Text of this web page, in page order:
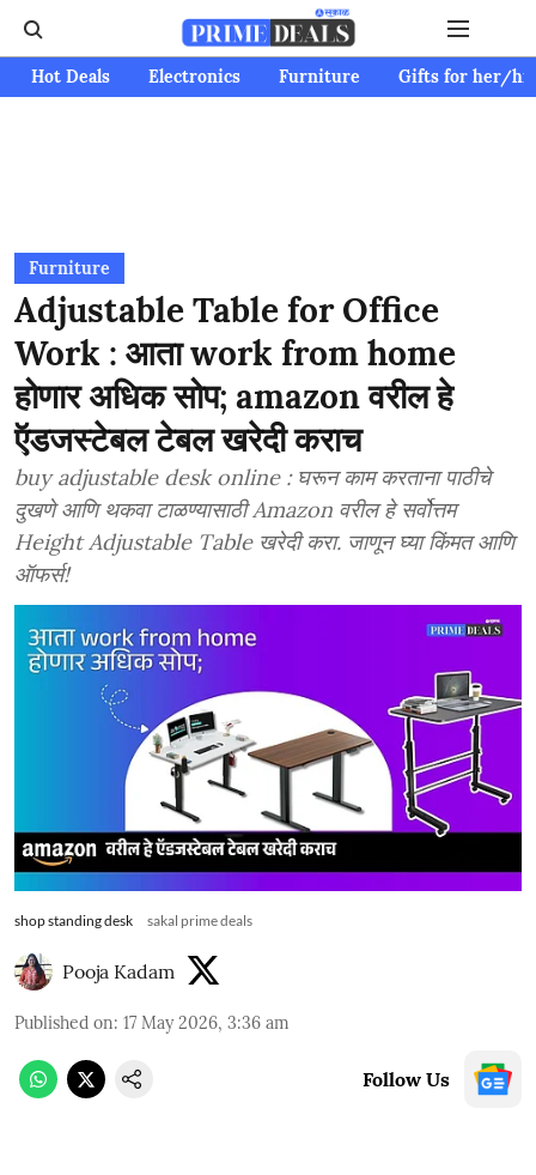
Hot Deals Electronics Furniture Gifts for her/
Furniture
Adjustable Table for Office
Work : आता work from home
होणार अधिक सोप; amazon वरील हे
ऍडजस्टेबल टेबल खरेदी कराच
buy adjustable desk online : घरून काम करताना पाठीचे
दुखणे आणि थकवा टाळण्यासाठी Amazon वरील हे सर्वोत्तम
Height Adjustable Table खरेदी करा. जाणून घ्या किंमत आणि
ऑफर्स!
shop standing desk sakal prime deals
Pooja Kadam
Published on: 17 May 2026, 3:36 am
Follow Us